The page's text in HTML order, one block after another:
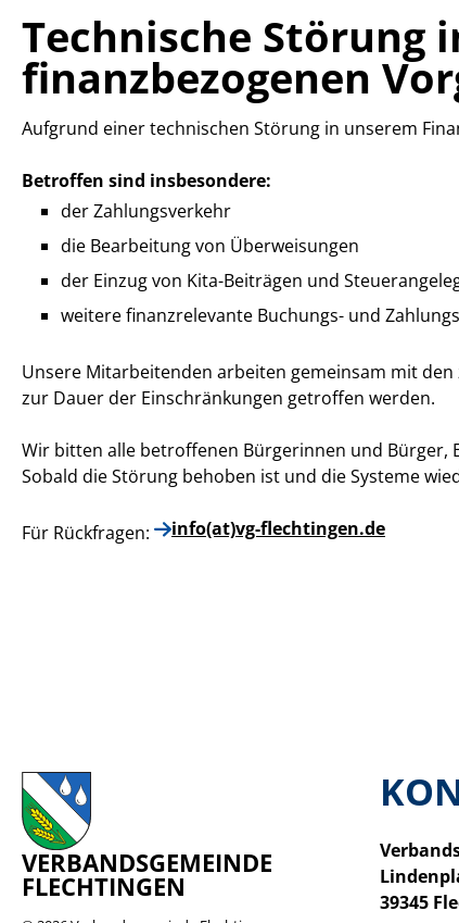
Technische Störung
finanzbezogenen
Aufgrund einer technischen Störung in unserem
Betroffen sind insbesondere:
der Zahlungsverkehr
die Bearbeitung von Überweisungen
der Einzug von Kita-Beiträgen und
weitere finanzrelevante Buchungs- und
Unsere Mitarbeitenden arbeiten gemeinsam mit
zur Dauer der Einschränkungen getroffen werden.
Wir bitten alle betroffenen Bürgerinnen und Bürger,
Sobald die Störung behoben ist und die Systeme
Für Rückfragen: info(at)vg-flechtingen.de
VERBANDSGEMEINDE
FLECHTINGEN
39345